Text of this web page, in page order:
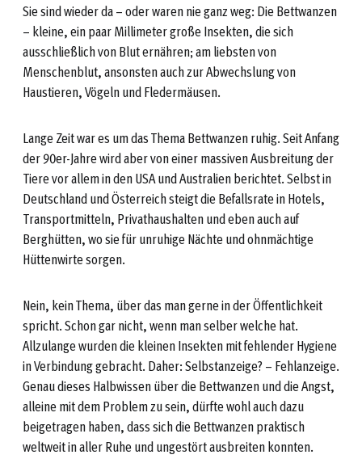
Sie sind wieder da – oder waren nie ganz weg: Die Bettwanzen
– kleine, ein paar Millimeter große Insekten, die sich
ausschließlich von Blut ernähren; am liebsten von
Menschenblut, ansonsten auch zur Abwechslung von
Haustieren, Vögeln und Fledermäusen.
Lange Zeit war es um das Thema Bettwanzen ruhig. Seit Anfang
der 90er-Jahre wird aber von einer massiven Ausbreitung der
Tiere vor allem in den USA und Australien berichtet. Selbst in
Deutschland und Österreich steigt die Befallsrate in Hotels,
Transportmitteln, Privathaushalten und eben auch auf
Berghütten, wo sie für unruhige Nächte und ohnmächtige
Hüttenwirte sorgen.
Nein, kein Thema, über das man gerne in der Öffentlichkeit
spricht. Schon gar nicht, wenn man selber welche hat.
Allzulange wurden die kleinen Insekten mit fehlender Hygiene
in Verbindung gebracht. Daher: Selbstanzeige? – Fehlanzeige.
Genau dieses Halbwissen über die Bettwanzen und die Angst,
alleine mit dem Problem zu sein, dürfte wohl auch dazu
beigetragen haben, dass sich die Bettwanzen praktisch
weltweit in aller Ruhe und ungestört ausbreiten konnten.